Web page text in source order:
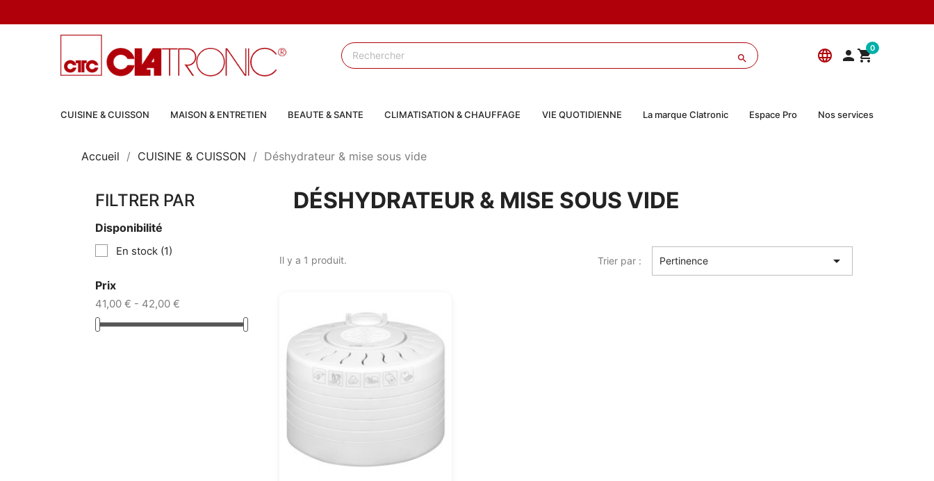
language  0

CUISINE & CUISSON MAISON & ENTRETIEN BEAUTE & SANTE CLIMATISATION & CHAUFFAGE VIE QUOTIDIENNE La marque Clatronic Espace Pro Nos services
Accueil CUISINE & CUISSON Déshydrateur & mise sous vide
FILTRER PAR
Disponibilité
En stock (1)
Prix
41,00 € - 42,00 €
DÉSHYDRATEUR & MISE SOUS VIDE
Il y a 1 produit. Trier par : Pertinence 